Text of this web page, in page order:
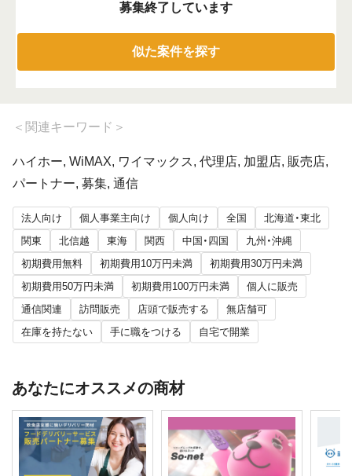
募集終了しています
似た案件を探す
＜ 関連キーワード ＞
ハイホー, WiMAX, ワイマックス, 代理店, 加盟店, 販売店,
パートナー, 募集, 通信
法人向け 個人事業主向け 個人向け 全国
北海道・東北
関東
北信越 東海 関西 中国・四国
九州・沖縄
初期費用無料
初期費用10万円未満
初期費用30万円未満
初期費用50万円未満
初期費用100万円未満
個人に販売
通信関連
訪問販売 店頭で販売する
無店舗可
在庫を持たない
手に職をつける 自宅で開業
あなたにオススメの商材